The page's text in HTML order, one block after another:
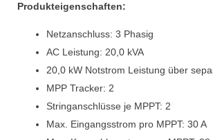
Produkteigenschaften:
Netzanschluss: 3 Phasig
AC Leistung: 20,0 kVA
20,0 kW Notstrom Leistung über
MPP Tracker: 2
Stringanschlüsse je MPPT: 2
Max. Eingangsstrom pro MPPT: 30 A